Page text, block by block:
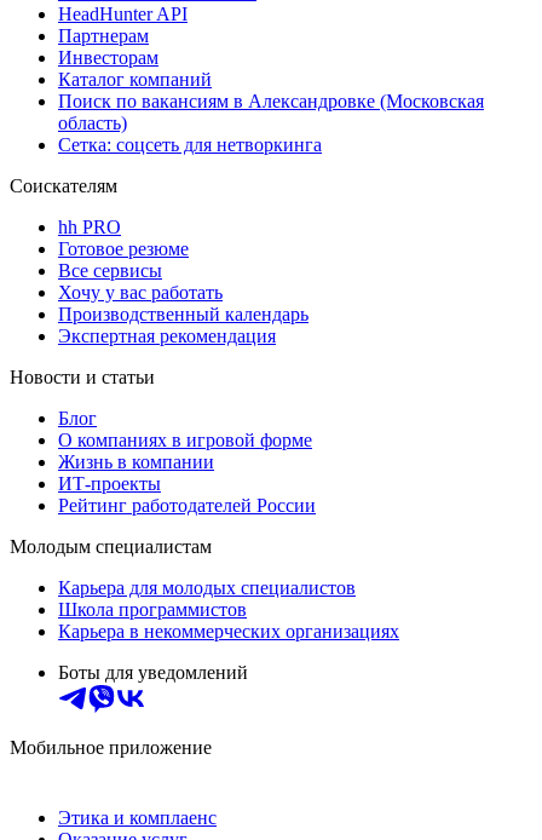
HeadHunter API
Партнерам
Инвесторам
Каталог компаний
Поиск по вакансиям в Александровке (Московская
область)
Сетка: соцсеть для нетворкинга
Соискателям
hh PRO
Готовое резюме
Все сервисы
Хочу у вас работать
Производственный календарь
Экспертная рекомендация
Новости и статьи
Блог
О компаниях в игровой форме
Жизнь в компании
ИТ-проекты
Рейтинг работодателей России
Молодым специалистам
Карьера для молодых специалистов
Школа программистов
Карьера в некоммерческих организациях
Боты для уведомлений
Мобильное приложение
Этика и комплаенс